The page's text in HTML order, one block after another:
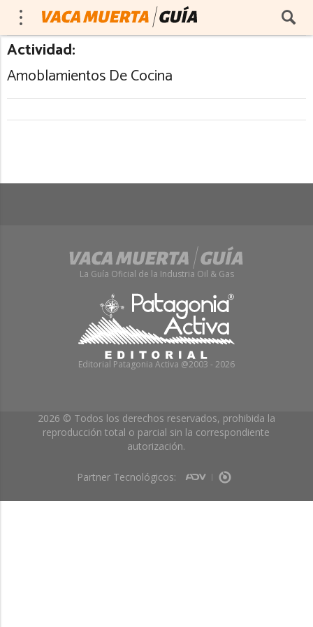
Actividad:
Amoblamientos De Cocina
La Guía Oficial de la Industria Oil & Gas
Editorial Patagonia Activa @2003 - 2026
2026 © Todos los derechos reservados, prohibida la
reproducción total o parcial sin la correspondiente
autorización.
Partner Tecnológicos: